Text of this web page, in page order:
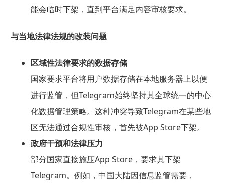
能会临时下架，直到平台满足内容审核要求。
与当地法律法规的改装问题
区域性法律要求的数据存储
国家要求平台将用户数据存储在本地服务器上以便
进行监管，但Telegram始终坚持其全球统一的中心
化数据管理策略。这种冲突导致Telegram在某些地
区无法通过合规性审核，首先被App Store下架。
政府干预和法律压力
部分国家直接施压App Store，要求其下架
Telegram。例如，中国大陆因信息监管需要，